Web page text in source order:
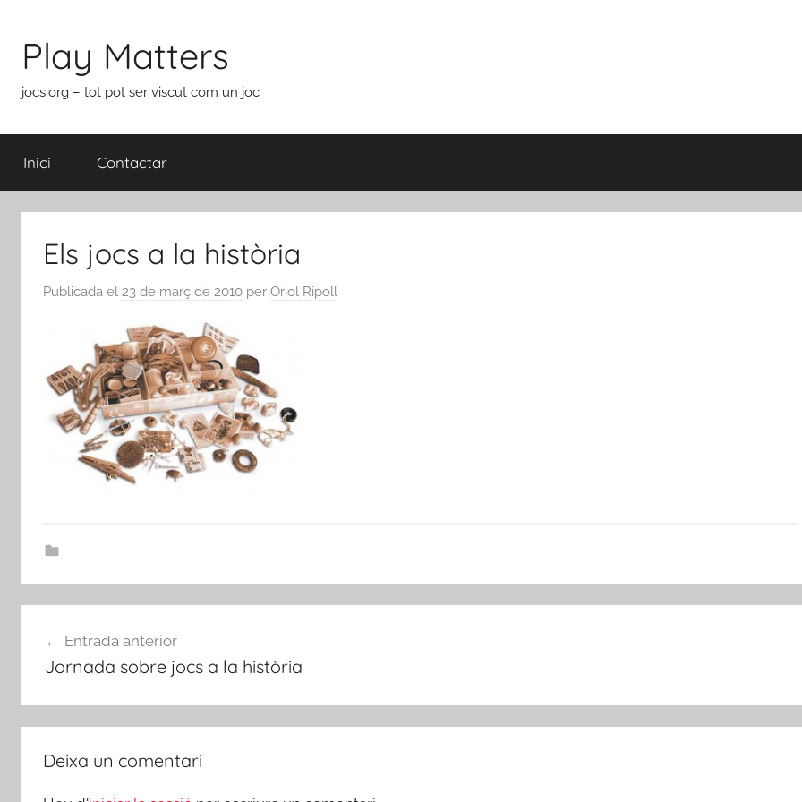
contingut
Play Matters
jocs.org – tot pot ser viscut com un joc
Inici Contactar
Els jocs a la història
Publicada el 23 de març de 2010 per Oriol Ripoll
d'entrades
Entrada anterior
Jornada sobre jocs a la història
Deixa un comentari